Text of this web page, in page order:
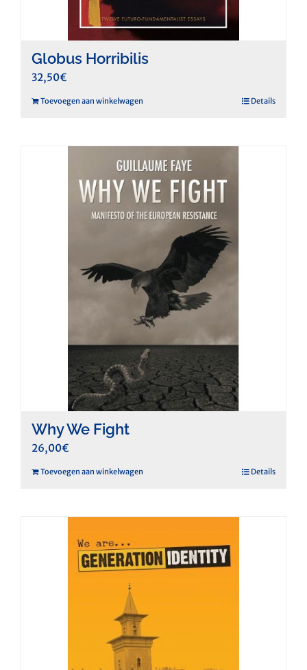
Globus Horribilis
32,50€
Toevoegen aan winkelwagen Details
Why We Fight
26,00€
Toevoegen aan winkelwagen Details